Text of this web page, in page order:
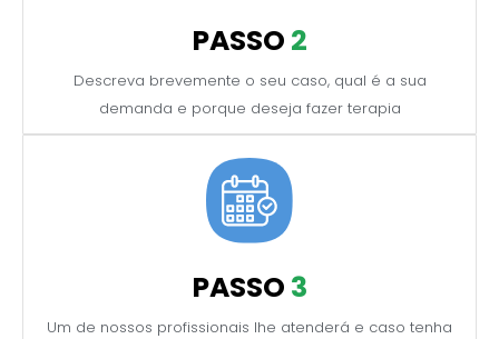
PASSO 2
Descreva brevemente o seu caso, qual é a sua
demanda e porque deseja fazer terapia
PASSO 3
Um de nossos profissionais lhe atenderá e caso tenha